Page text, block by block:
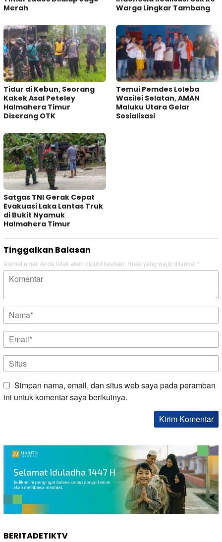
Merah
Warga Lingkar Tambang
Tidur di Kebun, Seorang
Kakek Asal Peteley
Halmahera Timur
Diserang OTK
Temui Pemdes Loleba
Wasilei Selatan, AMAN
Maluku Utara Gelar
Sosialisasi
Satgas TNI Gerak Cepat
Evakuasi Laka Lantas Truk
di Bukit Nyamuk
Halmahera Timur
Tinggalkan Balasan
Alamat email Anda tidak akan dipublikasikan. Ruas yang wajib ditandai *
Simpan nama, email, dan situs web saya pada peramban
ini untuk komentar saya berikutnya.
BERITADETIKTV